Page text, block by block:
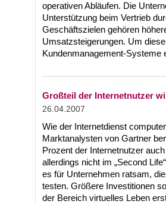
operativen Abläufen. Die
Unterstützung beim Vertrieb
Geschäftszielen gehören
Umsatzsteigerungen. Um
Kundenmanagement-Systeme
Großteil der Internetnutzer
26.04.2007
Wie der Internetdienst
Marktanalysten von Gartner
Prozent der Internetnutzer
allerdings nicht im „Second
es für Unternehmen ratsam,
testen. Größere Investitionen
der Bereich virtuelles Leben